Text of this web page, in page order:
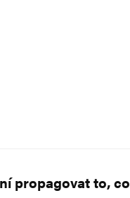
propagovat to, co